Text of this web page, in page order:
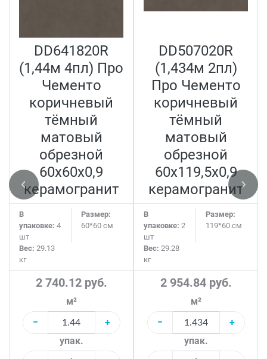
DD641820R
(1,44м 4пл) Про
Чементо
коричневый
тёмный
матовый
обрезной
60x60x0,9
керамогранит
В
упаковке: 4
шт
Размер:
60*60 см
Вес: 29.13
кг
2 740.12 руб.
м²
−
+
упак.
DD507020R
(1,434м 2пл)
Про Чементо
коричневый
тёмный
матовый
обрезной
60x119,5x0,9
керамогранит
В
упаковке: 2
шт
Размер:
119*60 см
Вес: 29.28
кг
2 954.84 руб.
м²
−
+
упак.